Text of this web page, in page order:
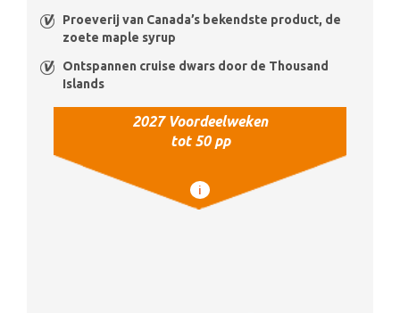
Proeverij van Canada’s bekendste product, de
zoete maple syrup
Ontspannen cruise dwars door de Thousand
Islands
2027 Voordeelweken
tot 50 pp
i